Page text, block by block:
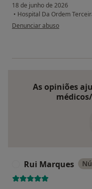
18 de junho de 2026
• Hospital Da Ordem
na opinião do utilizador
Denunciar abuso
As opiniões
Rui Marques